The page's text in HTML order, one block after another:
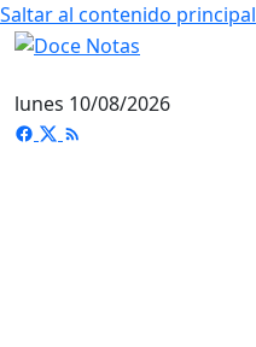
Saltar al contenido principal
lunes 10/08/2026